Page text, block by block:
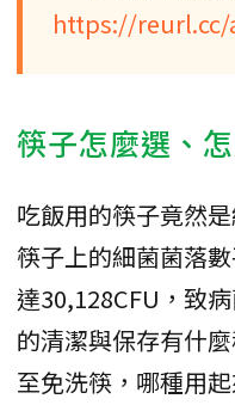
https://reurl.cc/
筷子怎麼選、
吃飯用的筷子竟然
筷子上的細菌菌落
達30,128CFU，致
的清潔與保存有什
至免洗筷，哪種用